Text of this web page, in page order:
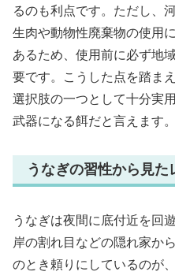
るのも利点です。ただし、
生肉や動物性廃棄物の使用
あるため、使用前に必ず地
要です。こうした点を踏ま
選択肢の一つとして十分実
武器になる餌だと言えます。
うなぎの習性から見た
うなぎは夜間に底付近を回
岸の割れ目などの隠れ家か
のとき頼りにしているのが